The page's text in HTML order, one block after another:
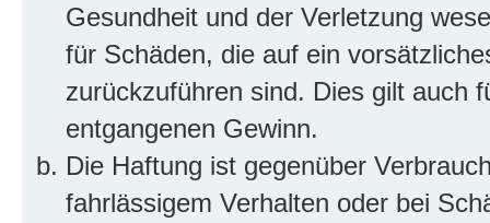
Gesundheit und der Verletzung
für Schäden, die auf ein
zurückzuführen sind. Dies gilt auch
entgangenen Gewinn.
Die Haftung ist gegenüber
fahrlässigem Verhalten oder bei